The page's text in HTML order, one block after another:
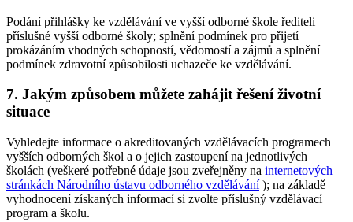
Podání přihlášky ke vzdělávání ve vyšší odborné škole řediteli
příslušné vyšší odborné školy; splnění podmínek pro přijetí
prokázáním vhodných schopností, vědomostí a zájmů a splnění
podmínek zdravotní způsobilosti uchazeče ke vzdělávání.
7. Jakým způsobem můžete zahájit řešení životní
situace
Vyhledejte informace o akreditovaných vzdělávacích programech
vyšších odborných škol a o jejich zastoupení na jednotlivých
školách (veškeré potřebné údaje jsou zveřejněny na internetových
stránkách Národního ústavu odborného vzdělávání); na základě
vyhodnocení získaných informací si zvolte příslušný vzdělávací
program a školu.